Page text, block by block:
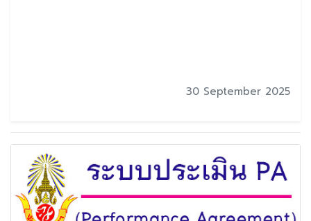
30 September 2025